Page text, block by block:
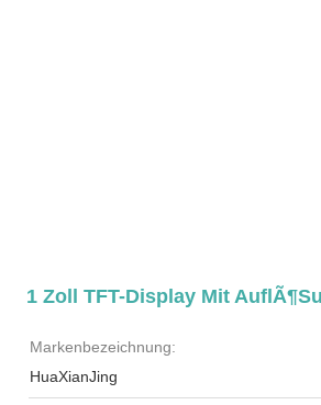
1 Zoll TFT-Display Mit
Markenbezeichnung:
HuaXianJing